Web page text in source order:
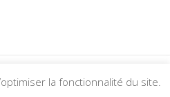
la fonctionnalité du site.